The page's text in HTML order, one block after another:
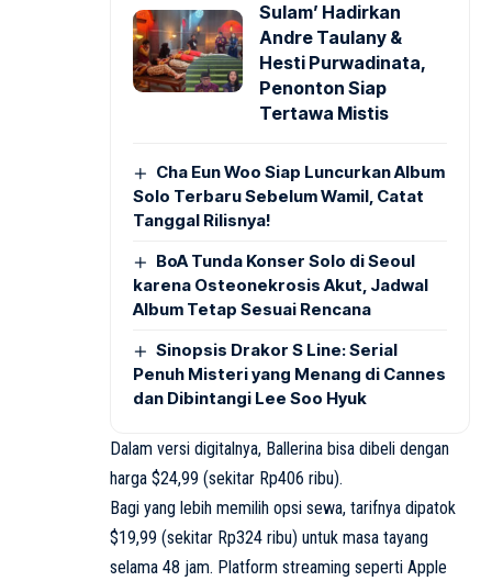
Sulam’ Hadirkan
Andre Taulany &
Hesti Purwadinata,
Penonton Siap
Tertawa Mistis
Cha Eun Woo Siap Luncurkan Album
Solo Terbaru Sebelum Wamil, Catat
Tanggal Rilisnya!
BoA Tunda Konser Solo di Seoul
karena Osteonekrosis Akut, Jadwal
Album Tetap Sesuai Rencana
Sinopsis Drakor S Line: Serial
Penuh Misteri yang Menang di Cannes
dan Dibintangi Lee Soo Hyuk
Dalam versi digitalnya, Ballerina bisa dibeli dengan
harga $24,99 (sekitar Rp406 ribu).
Bagi yang lebih memilih opsi sewa, tarifnya dipatok
$19,99 (sekitar Rp324 ribu) untuk masa tayang
selama 48 jam. Platform streaming seperti Apple